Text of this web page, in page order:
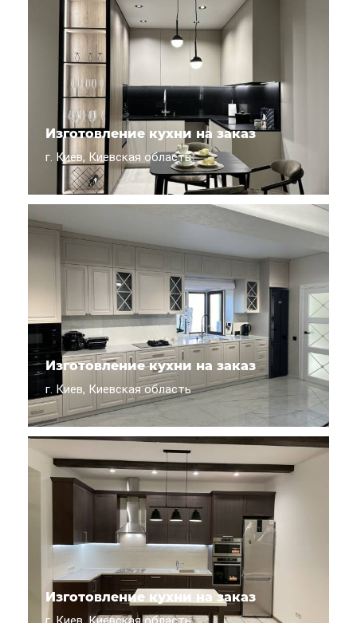
Изготовление кухни на заказ
г. Киев, Киевская область
Изготовление кухни на заказ
г. Киев, Киевская область
Изготовление кухни на заказ